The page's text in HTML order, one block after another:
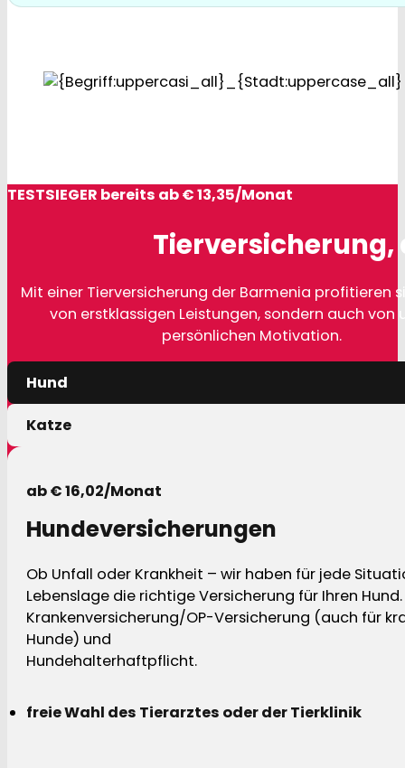
TESTSIEGER bereits ab € 13,35/Monat
Tierversicherung,
Mit einer Tierversicherung der Barmenia profitieren
von erstklassigen Leistungen, sondern auch von
persönlichen Motivation.
Hund
Katze
ab € 16,02/Monat
Hundeversicherungen
Ob Unfall oder Krankheit – wir haben für jede
Lebenslage die richtige Versicherung für Ihren Hund.
Krankenversicherung/OP-Versicherung (auch für
Hunde) und
Hundehalterhaftpflicht.
freie Wahl des Tierarztes oder der Tierklinik